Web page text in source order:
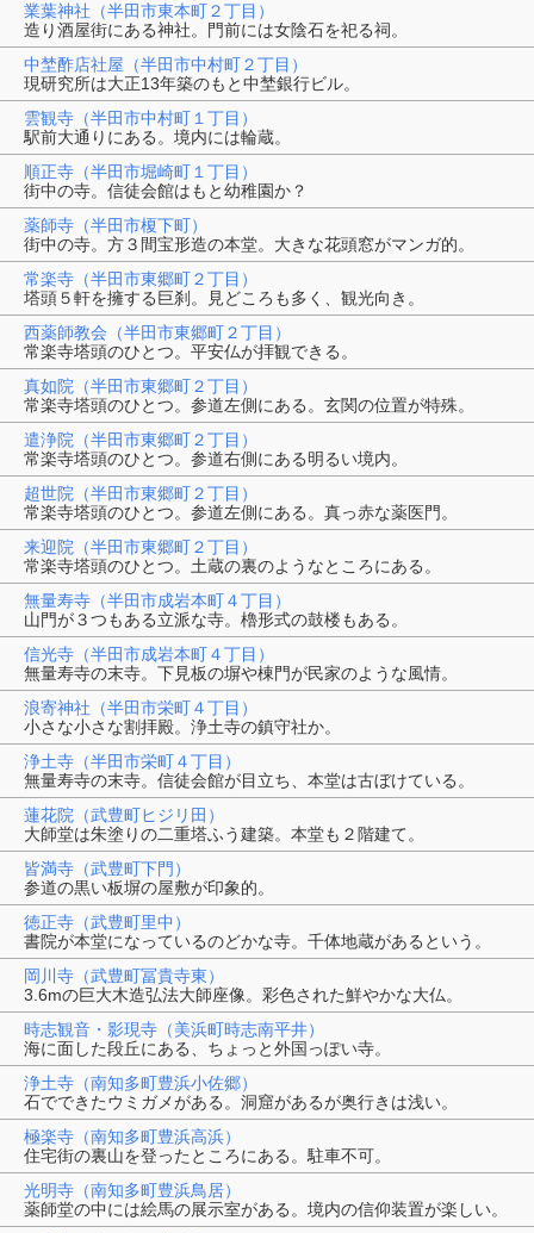
業葉神社（半田市東本町２丁目）
造り酒屋街にある神社。門前には女陰石を祀る祠。
中埜酢店社屋（半田市中村町２丁目）
現研究所は大正13年築のもと中埜銀行ビル。
雲観寺（半田市中村町１丁目）
駅前大通りにある。境内には輪蔵。
順正寺（半田市堀崎町１丁目）
街中の寺。信徒会館はもと幼稚園か？
薬師寺（半田市榎下町）
街中の寺。方３間宝形造の本堂。大きな花頭窓がマンガ的。
常楽寺（半田市東郷町２丁目）
塔頭５軒を擁する巨刹。見どころも多く、観光向き。
西薬師教会（半田市東郷町２丁目）
常楽寺塔頭のひとつ。平安仏が拝観できる。
真如院（半田市東郷町２丁目）
常楽寺塔頭のひとつ。参道左側にある。玄関の位置が特殊。
遣浄院（半田市東郷町２丁目）
常楽寺塔頭のひとつ。参道右側にある明るい境内。
超世院（半田市東郷町２丁目）
常楽寺塔頭のひとつ。参道左側にある。真っ赤な薬医門。
来迎院（半田市東郷町２丁目）
常楽寺塔頭のひとつ。土蔵の裏のようなところにある。
無量寿寺（半田市成岩本町４丁目）
山門が３つもある立派な寺。櫓形式の鼓楼もある。
信光寺（半田市成岩本町４丁目）
無量寿寺の末寺。下見板の塀や棟門が民家のような風情。
浪寄神社（半田市栄町４丁目）
小さな小さな割拝殿。浄土寺の鎮守社か。
浄土寺（半田市栄町４丁目）
無量寿寺の末寺。信徒会館が目立ち、本堂は古ぼけている。
蓮花院（武豊町ヒジリ田）
大師堂は朱塗りの二重塔ふう建築。本堂も２階建て。
皆満寺（武豊町下門）
参道の黒い板塀の屋敷が印象的。
徳正寺（武豊町里中）
書院が本堂になっているのどかな寺。千体地蔵があるという。
岡川寺（武豊町冨貴寺東）
3.6mの巨大木造弘法大師座像。彩色された鮮やかな大仏。
時志観音・影現寺（美浜町時志南平井）
海に面した段丘にある、ちょっと外国っぽい寺。
浄土寺（南知多町豊浜小佐郷）
石でできたウミガメがある。洞窟があるが奥行きは浅い。
極楽寺（南知多町豊浜高浜）
住宅街の裏山を登ったところにある。駐車不可。
光明寺（南知多町豊浜鳥居）
薬師堂の中には絵馬の展示室がある。境内の信仰装置が楽しい。